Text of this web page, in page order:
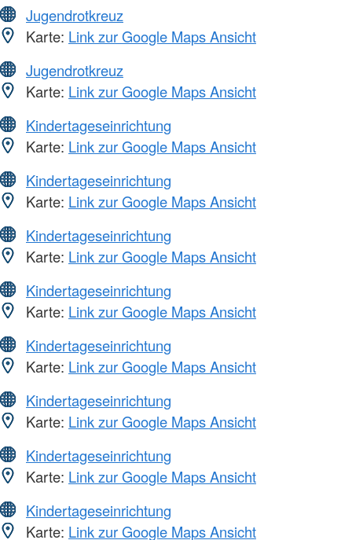
Jugendrotkreuz
Karte: Link zur Google Maps Ansicht
Jugendrotkreuz
Karte: Link zur Google Maps Ansicht
Kindertageseinrichtung
Karte: Link zur Google Maps Ansicht
Kindertageseinrichtung
Karte: Link zur Google Maps Ansicht
Kindertageseinrichtung
Karte: Link zur Google Maps Ansicht
Kindertageseinrichtung
Karte: Link zur Google Maps Ansicht
Kindertageseinrichtung
Karte: Link zur Google Maps Ansicht
Kindertageseinrichtung
Karte: Link zur Google Maps Ansicht
Kindertageseinrichtung
Karte: Link zur Google Maps Ansicht
Kindertageseinrichtung
Karte: Link zur Google Maps Ansicht